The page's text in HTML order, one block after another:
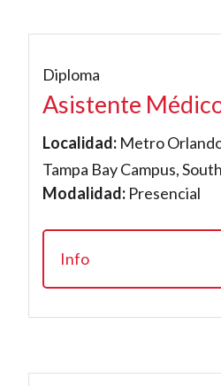
Diploma
Asistente
Localidad: Metro
Tampa Bay Campus,
Modalidad: Presencial
Info